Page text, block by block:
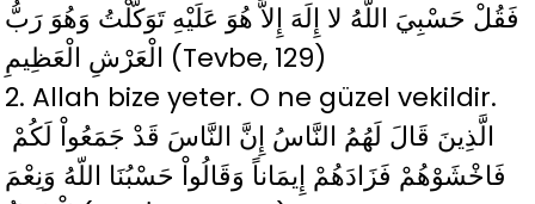
فَقُلْ حَسْبِيَ اللّهُ لا إِلَهَ إِلاَّ هُوَ عَلَيْهِ تَوَكَّلْتُ وَهُوَ رَبُّ
الْعَرْشِ الْعَظِيمِ (Tevbe, 129)
2. Allah bize yeter. O ne güzel vekildir.
فَاخْشَوْهُمْ فَزَادَهُمْ إِيمَاناً وَقَالُواْ حَسْبُنَا اللّهُ وَنِعْمَ